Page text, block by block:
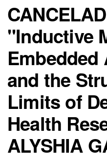
"Inductive
Embedded
and the
Limits of
Health
ALYSHIA